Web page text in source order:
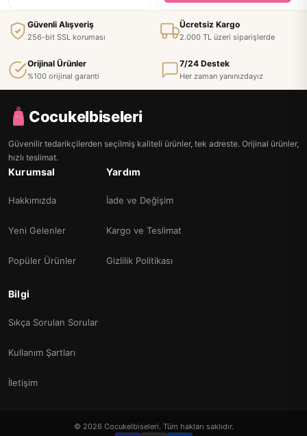
Güvenli Alışveriş
256-bit SSL koruması
Ücretsiz Kargo
2.000 TL üzeri siparişlerde
Orijinal Ürünler
%100 orijinal garanti
7/24 Destek
Her zaman yanınızdayız
Cocukelbiseleri
Güvenilir tedarikçilerden seçilmiş kaliteli ürünler, tek adreste. Orijinal ürünler,
hızlı teslimat.
Kurumsal
Hakkımızda
Yeni Gelenler
Popüler Ürünler
Yardım
İade ve Değişim
Kargo ve Teslimat
Gizlilik Politikası
Bilgi
Sıkça Sorulan Sorular
Kullanım Şartları
İletişim
© 2026 Cocukelbiseleri. Tüm hakları saklıdır.